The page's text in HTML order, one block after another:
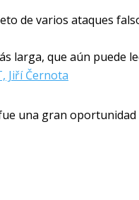
de varios ataques
larga, que aún puede
Jiří Černota
una gran oportunidad